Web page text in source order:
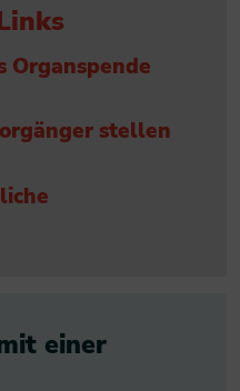
Organspende
stellen
einer